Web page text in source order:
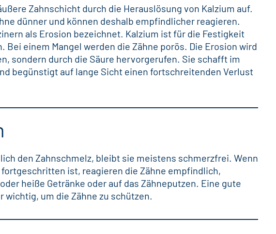
Zahnschicht durch die Herauslösung von Kalzium auf.
dünner und können deshalb empfindlicher reagieren.
als Erosion bezeichnet. Kalzium ist für die Festigkeit
Bei einem Mangel werden die Zähne porös. Die Erosion wird
sondern durch die Säure hervorgerufen. Sie schafft im
begünstigt auf lange Sicht einen fortschreitenden Verlust
den Zahnschmelz, bleibt sie meistens schmerzfrei. Wenn
ist, reagieren die Zähne empfindlich,
heiße Getränke oder auf das Zähneputzen. Eine gute
wichtig, um die Zähne zu schützen.